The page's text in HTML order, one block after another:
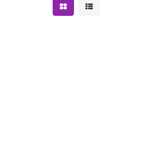
Mostrar resultados em
Mostrar